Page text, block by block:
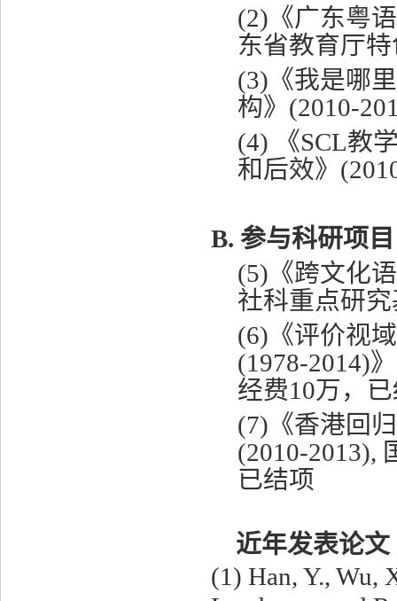
(2) 《广东粤
东省教育厅
(3) 《我是哪
构》 (2010-
(4)
《SCL教
和后效》
B. 参与科研项目
(5) 《跨文化
社科重点研
(6) 《评价视
(1978-2014)》
经费10万，
(7) 《香港回
(2010-2013),
已结项
近年发表论文
(1) Han, Y., Wu,